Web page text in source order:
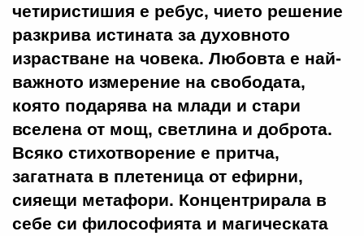
четиристишия е ребус, чието решение
разкрива истината за духовното
израстване на човека. Любовта е най-
важното измерение на свободата,
която подарява на млади и стари
вселена от мощ, светлина и доброта.
Всяко стихотворение е притча,
загатната в плетеница от ефирни,
сияещи метафори. Концентрирала в
себе си философията и магическата